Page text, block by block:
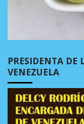
PRESIDENTA DE
VENEZUELA